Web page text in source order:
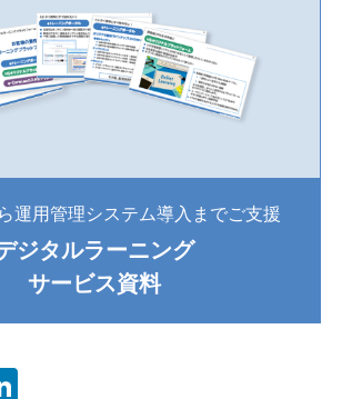
運用管理システム導入までご支援
ジタルラーニング
サービス資料
Li